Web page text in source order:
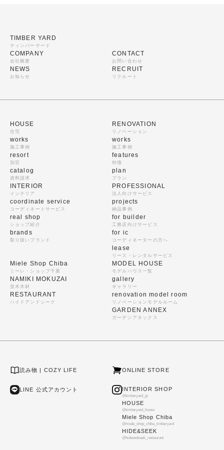
TIMBER YARD
ティンバーヤード
COMPANY
会社概要
NEWS
お知らせ
CONTACT
お問い合わせ
RECRUIT
リクルート
HOUSE
住宅
works
施工事例
resort
別荘
catalog
資料請求
RENOVATION
リノベーション
works
施工事例
features
特徴
plan
プラン
INTERIOR
インテリア
coordinate service
コーディネートサービス
real shop
ショップ紹介
brands
取り扱いブランド
PROFESSIONAL
法人向けサービス
projects
納品事例
for builder
工務店向けサービス
for ic
コーディネーターの方へ
lease
リース・レンタルサービス
Miele Shop Chiba
ミーレ・ショップ千葉
NAMIKI MOKUZAI
並木木材
RESTAURANT
ハイドアンドシーク
MODEL HOUSE
モデルハウス一覧
gallery
ギャラリー
renovation model room
リノベーションモデルルーム
GARDEN ANNEX
ガーデンアネックス
読み物 | COZY LIFE ONLINE STORE
LINE 公式アカウント INTERIOR SHOP
@timberyard_jp
HOUSE
@timberyard_house
Miele Shop Chiba
@miele_shop_chiba_timberyard
HIDE&SEEK
@hideandseek_restaurant